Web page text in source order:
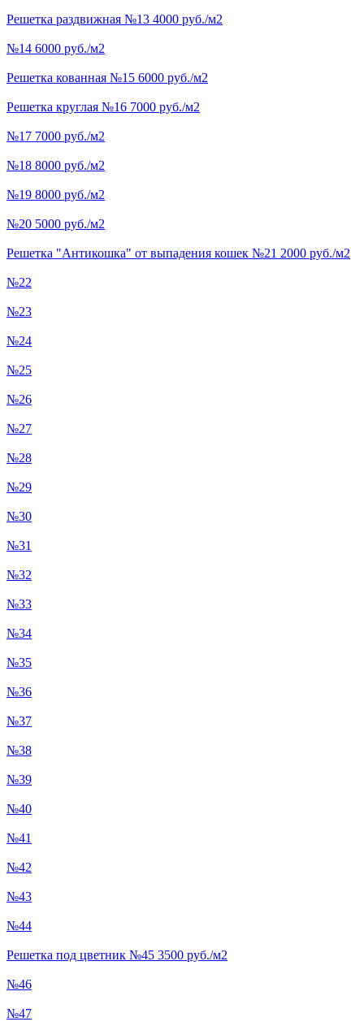
Решетка раздвижная №13 4000 руб./м2
№14 6000 руб./м2
Решетка кованная №15 6000 руб./м2
Решетка круглая №16 7000 руб./м2
№17 7000 руб./м2
№18 8000 руб./м2
№19 8000 руб./м2
№20 5000 руб./м2
Решетка "Антикошка" от выпадения кошек №21 2000 руб./м2
№22
№23
№24
№25
№26
№27
№28
№29
№30
№31
№32
№33
№34
№35
№36
№37
№38
№39
№40
№41
№42
№43
№44
Решетка под цветник №45 3500 руб./м2
№46
№47